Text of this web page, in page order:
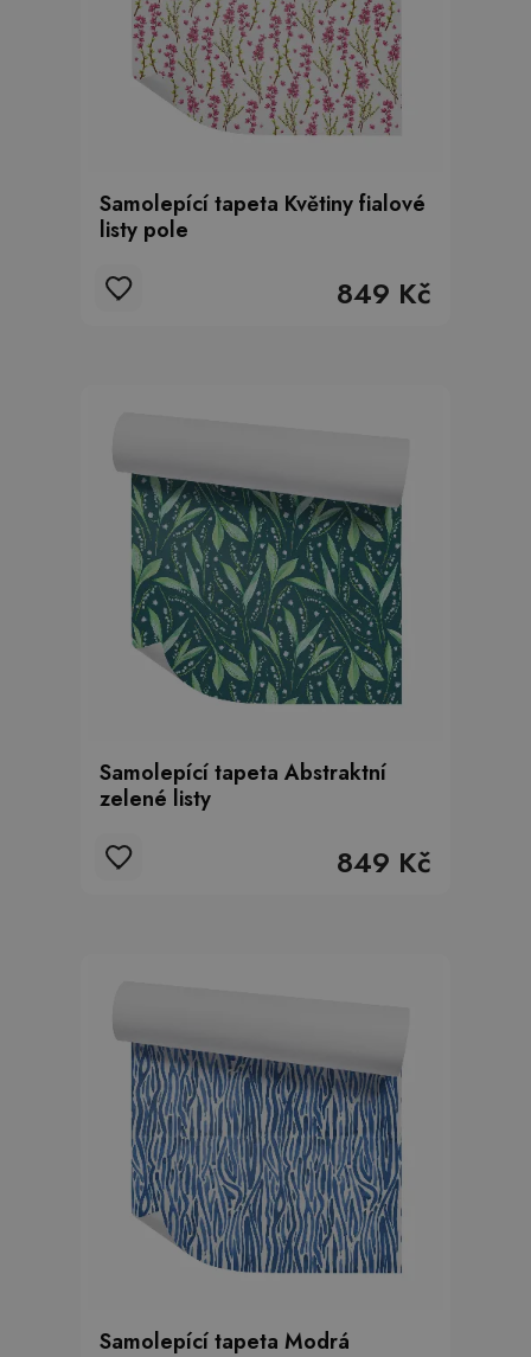
Samolepící tapeta Květiny fialové
listy pole
849 Kč
Samolepící tapeta Abstraktní
zelené listy
849 Kč
Samolepící tapeta Modrá